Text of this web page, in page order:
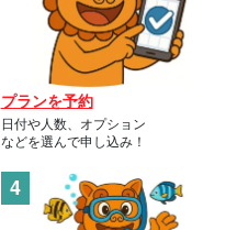
プランを予約
日付や人数、オプション
などを選んで申し込み！